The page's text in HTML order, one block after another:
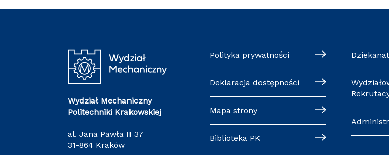
Wydział Mechaniczny
Politechniki Krakowskiej
al. Jana Pawła II 37
31-864 Kraków
Polityka prywatności
Deklaracja dostępności
Mapa strony
Biblioteka PK
Dziekanat